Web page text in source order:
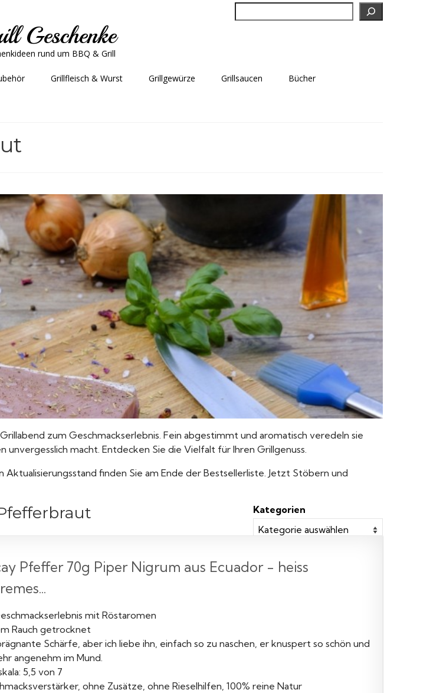
Geschenke
rund um BBQ & Grill
Grillfleisch & Wurst Grillgewürze Grillsaucen Bücher
zum Geschmackserlebnis. Fein abgestimmt und aromatisch veredeln sie
macht. Entdecken Sie die Vielfalt für Ihren Grillgenuss.
finden Sie am Ende der Bestsellerliste. Jetzt Stöbern und
Kategorien
Pfeffer 70g Piper Nigrum aus Ecuador - heiss
mit Röstaromen
Rauch getrocknet
Schärfe, aber ich liebe ihn, einfach so zu naschen, er knuspert so schön und
angenehm im Mund.
5,5 von 7
ohne Zusätze, ohne Rieselhilfen, 100% reine Natur